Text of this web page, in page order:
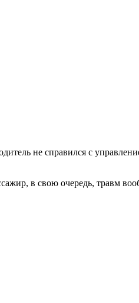
не справился с
в свою очередь, травм